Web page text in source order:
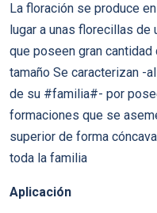
La floración se produce
lugar a unas florecillas de
que poseen gran
tamaño Se caracterizan -
de su #familia#- por
formaciones que se
superior de forma
toda la familia
Aplicación